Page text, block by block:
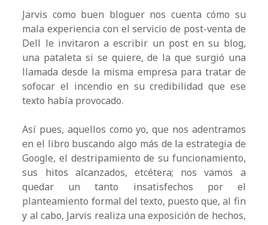
Jarvis como buen bloguer nos cuenta cómo su
mala experiencia con el servicio de post-venta de
Dell le invitaron a escribir un post en su blog,
una pataleta si se quiere, de la que surgió una
llamada desde la misma empresa para tratar de
sofocar el incendio en su credibilidad que ese
texto había provocado.
Así pues, aquellos como yo, que nos adentramos
en el libro buscando algo más de la estrategia de
Google, el destripamiento de su funcionamiento,
sus hitos alcanzados, etcétera; nos vamos a
quedar un tanto insatisfechos por el
planteamiento formal del texto, puesto que, al fin
y al cabo, Jarvis realiza una exposición de hechos,